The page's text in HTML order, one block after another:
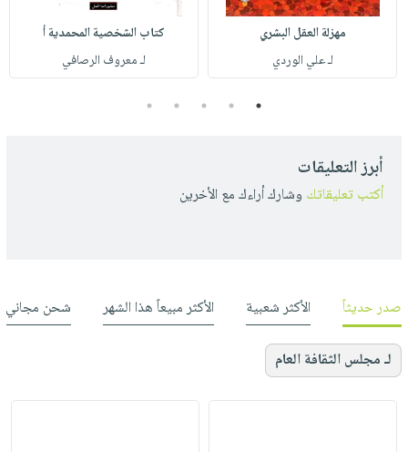
مهزلة العقل البشري
لـ علي الوردي
كتاب الشخصية المحمدية أ
لـ معروف الرصافي
1
2
3
4
5
أبرز التعليقات
أكتب تعليقاتك وشارك أراءك مع الأخرين
صدر حديثاً الأكثر شعبية الأكثر مبيعاً هذا الشهر شحن مجاني
لـ مجلس الثقافة العام